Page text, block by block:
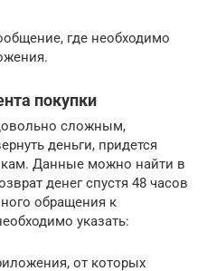
где необходимо
покупки
сложным,
деньги, придется
Данные можно найти в
денег спустя 48 часов
обращения к
указать:
от которых